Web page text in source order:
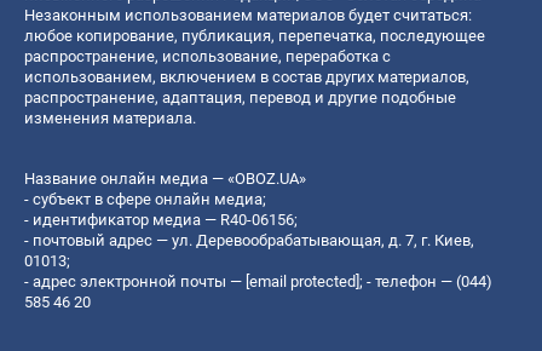
Незаконным использованием материалов будет считаться:
любое копирование, публикация, перепечатка, последующее
распространение, использование, переработка с
использованием, включением в состав других материалов,
распространение, адаптация, перевод и другие подобные
изменения материала.
Название онлайн медиа — «OBOZ.UA»
- субъект в сфере онлайн медиа;
- идентификатор медиа — R40-06156;
- почтовый адрес — ул. Деревообрабатывающая, д. 7, г. Киев,
01013;
- адрес электронной почты — [email protected]; - телефон — (044)
585 46 20